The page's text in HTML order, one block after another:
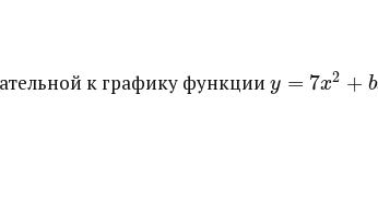
к графику функции y = 7x2 + b